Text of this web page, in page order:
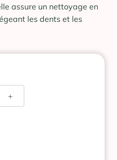
assure un nettoyage en
les dents et les
+